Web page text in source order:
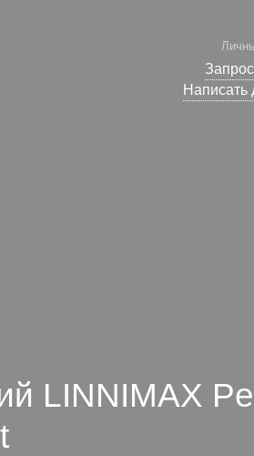
Написать
LINNIMAX